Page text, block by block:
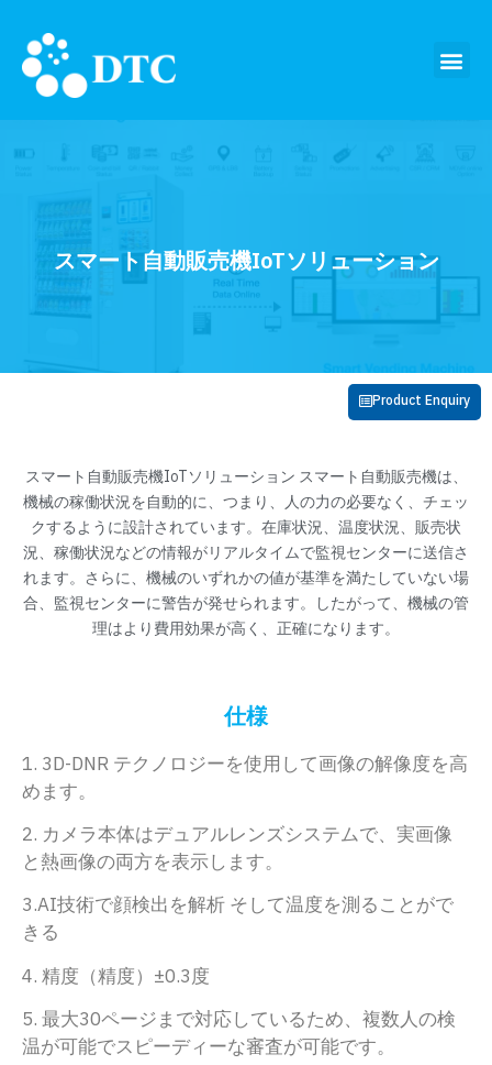
スマート自動販売機IoTソリューション
Product Enquiry
スマート自動販売機IoTソリューション スマート自動販売機は、
機械の稼働状況を自動的に、つまり、人の力の必要なく、チェッ
クするように設計されています。在庫状況、温度状況、販売状
況、稼働状況などの情報がリアルタイムで監視センターに送信さ
れます。さらに、機械のいずれかの値が基準を満たしていない場
合、監視センターに警告が発せられます。したがって、機械の管
理はより費用効果が高く、正確になります。
仕様
1. 3D-DNR テクノロジーを使用して画像の解像度を高
めます。
2. カメラ本体はデュアルレンズシステムで、実画像
と熱画像の両方を表示します。
3.AI技術で顔検出を解析 そして温度を測ることがで
きる
4. 精度（精度）±0.3度
5. 最大30ページまで対応しているため、複数人の検
温が可能でスピーディーな審査が可能です。